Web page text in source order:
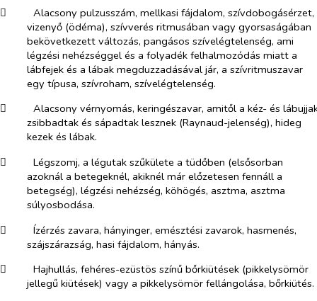
​
Alacsony pulzusszám, mellkasi fájdalom, szívdobogásérzet,
vizenyő (ödéma), szívverés ritmusában vagy gyorsaságában
bekövetkezett változás, pangásos szívelégtelenség, ami
légzési nehézséggel és a folyadék felhalmozódás miatt a
lábfejek és a lábak megduzzadásával jár, a szívritmuszavar
egy típusa, szívroham, szívelégtelenség.
​
Alacsony vérnyomás, keringészavar, amitől a kéz- és
zsibbadtak és sápadtak lesznek (Raynaud-jelenség), hideg
kezek és lábak.
​
Légszomj, a légutak szűkülete a tüdőben (elsősorban
azoknál a betegeknél, akiknél már előzetesen fennáll a
betegség), légzési nehézség, köhögés, asztma, asztma
súlyosbodása.
​
Ízérzés zavara, hányinger, emésztési zavarok, hasmenés,
szájszárazság, hasi fájdalom, hányás.
​
Hajhullás, fehéres-ezüstös színű bőrkiütések (pikkelysömör
jellegű kiütések) vagy a pikkelysömör fellángolása, bőrkiütés.